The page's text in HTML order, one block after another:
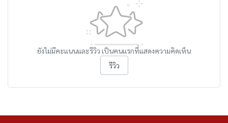
ยังไม่มีคะแนนและรีวิว เป็นคนแรกที่แสดงความคิดเห็น
รีวิว